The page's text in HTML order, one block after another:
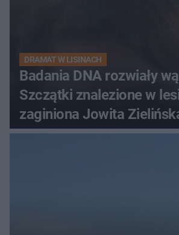
DRAMAT W LISINACH
Badania DNA rozwiały
Szczątki znalezione w
zaginiona Jowita